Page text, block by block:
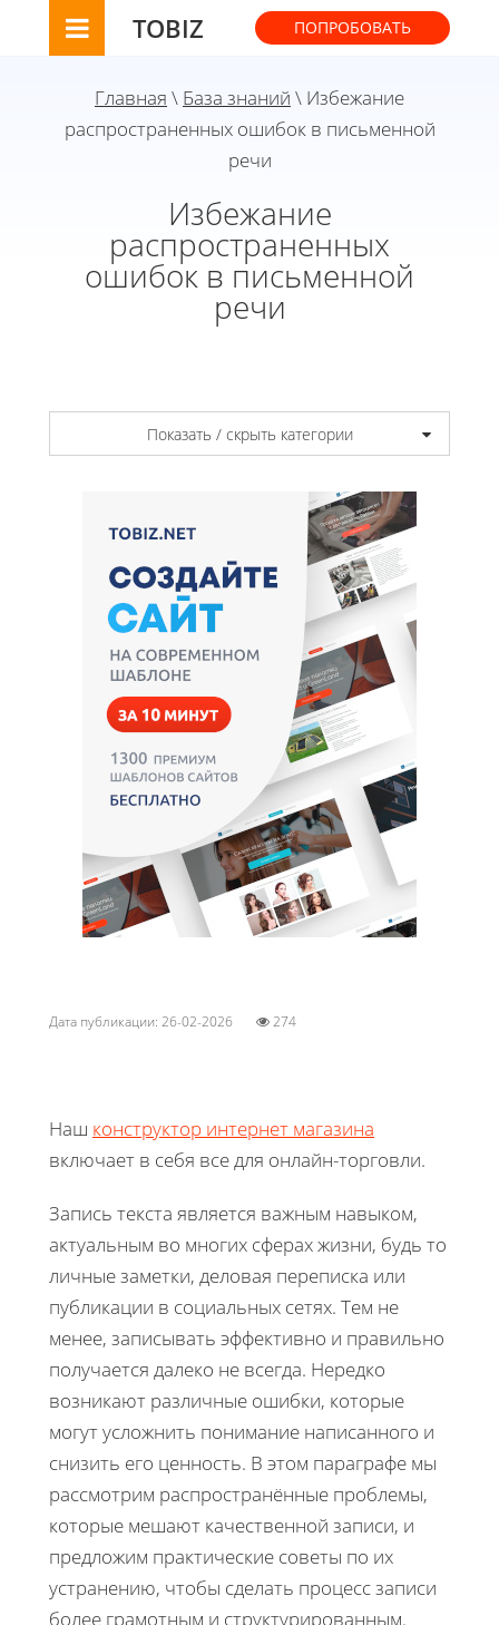
TOBIZ ПОПРОБОВАТЬ
Главная \ База знаний \ Избежание
распространенных ошибок в письменной
речи
Избежание
распространенных
ошибок в письменной
речи
Показать / скрыть категории
Дата публикации: 26-02-2026 274
Наш конструктор интернет магазина
включает в себя все для онлайн-торговли.
Запись текста является важным навыком,
актуальным во многих сферах жизни, будь то
личные заметки, деловая переписка или
публикации в социальных сетях. Тем не
менее, записывать эффективно и правильно
получается далеко не всегда. Нередко
возникают различные ошибки, которые
могут усложнить понимание написанного и
снизить его ценность. В этом параграфе мы
рассмотрим распространённые проблемы,
которые мешают качественной записи, и
предложим практические советы по их
устранению, чтобы сделать процесс записи
более грамотным и структурированным.